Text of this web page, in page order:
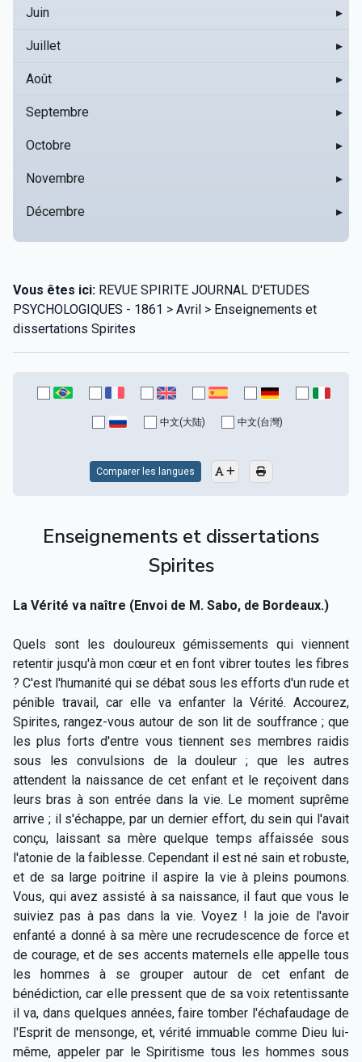
Juin ▸
Juillet ▸
Août ▸
Septembre ▸
Octobre ▸
Novembre ▸
Décembre ▸
Vous êtes ici: REVUE SPIRITE JOURNAL D'ETUDES
PSYCHOLOGIQUES - 1861 > Avril > Enseignements et
dissertations Spirites
中文(大陆) 中文(台灣)
Comparer les langues
Enseignements et dissertations
Spirites
La Vérité va naître (Envoi de M. Sabo, de Bordeaux.)
Quels sont les douloureux gémissements qui viennent
retentir jusqu'à mon cœur et en font vibrer toutes les fibres
? C'est l'humanité qui se débat sous les efforts d'un rude et
pénible travail, car elle va enfanter la Vérité. Accourez,
Spirites, rangez-vous autour de son lit de souffrance ; que
les plus forts d'entre vous tiennent ses membres raidis
sous les convulsions de la douleur ; que les autres
attendent la naissance de cet enfant et le reçoivent dans
leurs bras à son entrée dans la vie. Le moment suprême
arrive ; il s'échappe, par un dernier effort, du sein qui l'avait
conçu, laissant sa mère quelque temps affaissée sous
l'atonie de la faiblesse. Cependant il est né sain et robuste,
et de sa large poitrine il aspire la vie à pleins poumons.
Vous, qui avez assisté à sa naissance, il faut que vous le
suiviez pas à pas dans la vie. Voyez ! la joie de l'avoir
enfanté a donné à sa mère une recrudescence de force et
de courage, et de ses accents maternels elle appelle tous
les hommes à se grouper autour de cet enfant de
bénédiction, car elle pressent que de sa voix retentissante
il va, dans quelques années, faire tomber l'échafaudage de
l'Esprit de mensonge, et, vérité immuable comme Dieu lui-
même, appeler par le Spiritisme tous les hommes sous